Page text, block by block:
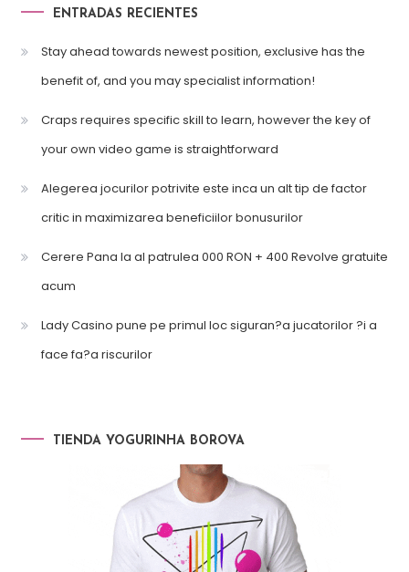
ENTRADAS RECIENTES
Stay ahead towards newest position, exclusive has the
benefit of, and you may specialist information!
Craps requires specific skill to learn, however the key of
your own video game is straightforward
Alegerea jocurilor potrivite este inca un alt tip de factor
critic in maximizarea beneficiilor bonusurilor
Cerere Pana la al patrulea 000 RON + 400 Revolve gratuite
acum
Lady Casino pune pe primul loc siguran?a jucatorilor ?i a
face fa?a riscurilor
TIENDA YOGURINHA BOROVA